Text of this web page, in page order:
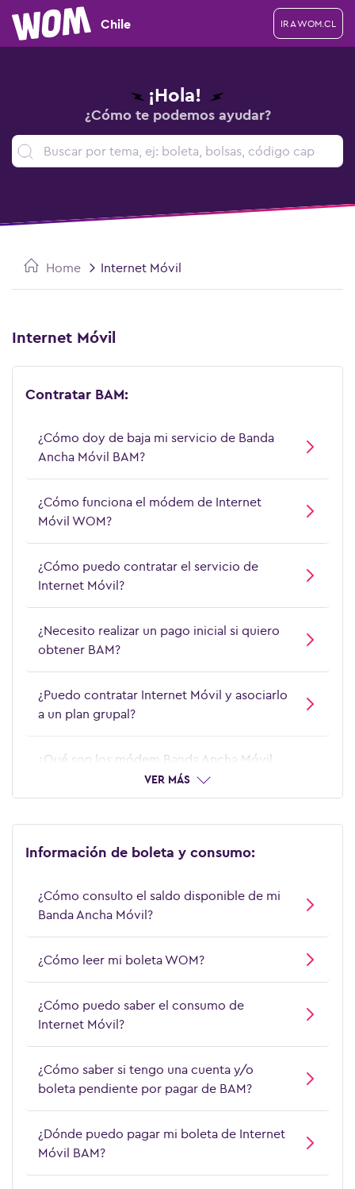
Chile IR A WOM.CL
¡Hola!
¿Cómo te podemos ayudar?
Home Internet Móvil
Internet Móvil
Contratar BAM:
¿Cómo doy de baja mi servicio de Banda
Ancha Móvil BAM?
¿Cómo funciona el módem de Internet
Móvil WOM?
¿Cómo puedo contratar el servicio de
Internet Móvil?
¿Necesito realizar un pago inicial si quiero
obtener BAM?
¿Puedo contratar Internet Móvil y asociarlo
a un plan grupal?
¿Qué son los módem Banda Ancha Móvil
BAM y módem hogar?VER MÁS
Información de boleta y consumo:
¿Cómo consulto el saldo disponible de mi
Banda Ancha Móvil?
¿Cómo leer mi boleta WOM?
¿Cómo puedo saber el consumo de
Internet Móvil?
¿Cómo saber si tengo una cuenta y/o
boleta pendiente por pagar de BAM?
¿Dónde puedo pagar mi boleta de Internet
Móvil BAM?